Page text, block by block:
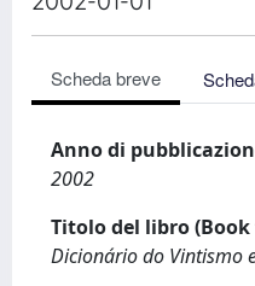
Scheda breve
Anno di
2002
Titolo del libro
Dicionário do Vintismo